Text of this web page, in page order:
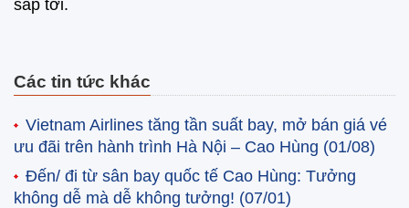
sắp tới.
Các tin tức khác
Vietnam Airlines tăng tần suất bay, mở bán giá vé
ưu đãi trên hành trình Hà Nội – Cao Hùng (01/08)
Đến/ đi từ sân bay quốc tế Cao Hùng: Tưởng
không dễ mà dễ không tưởng! (07/01)